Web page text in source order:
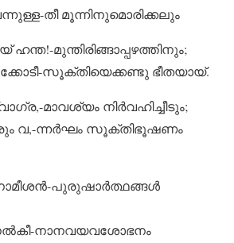
തീ മൂന്നിനുമൊരിക്കലും
മുന്തിരിങ്ങാപ്പഴത്തിനും;
സൂക്തിയെക്കണ്ടു ഭീതയായ്.
മാവശ്യം നിർവഹിച്ചീടും;
വ,-ന്നർഘം സൂക്തിഭൂഷണം
പുരുഷാർത്ഥങ്ങൾ
നാനവയവശോഭനം